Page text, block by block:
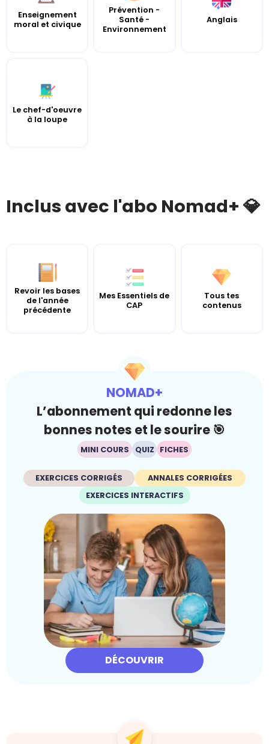
Enseignement
moral et civique
Prévention -
Santé -
Environnement
Anglais
Le chef-d'oeuvre
à la loupe
Inclus avec l'abo Nomad+ 💎
Revoir les bases
de l'année
précédente
Mes Essentiels de
CAP
Tous tes
contenus
NOMAD+
L’abonnement qui redonne les
bonnes notes et le sourire 🎯
MINI COURS QUIZ FICHES
EXERCICES CORRIGÉS
ANNALES CORRIGÉES
EXERCICES INTERACTIFS
DÉCOUVRIR